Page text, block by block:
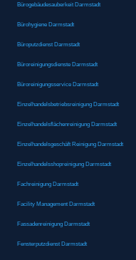
Bürogebäudesauberkeit Darmstadt
Bürohygiene Darmstadt
Büroputzdienst Darmstadt
Büroreinigungsdienste Darmstadt
Büroreinigungsservice Darmstadt
Einzelhandelsbetriebsreinigung Darmstadt
Einzelhandelsflächenreinigung Darmstadt
Einzelhandelsgeschäft Reinigung Darmstadt
Einzelhandelsshopreinigung Darmstadt
Fachreinigung Darmstadt
Facility Management Darmstadt
Fassadenreinigung Darmstadt
Fensterputzdienst Darmstadt